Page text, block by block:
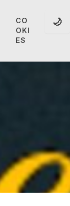
CO
OKI
ES
🌙